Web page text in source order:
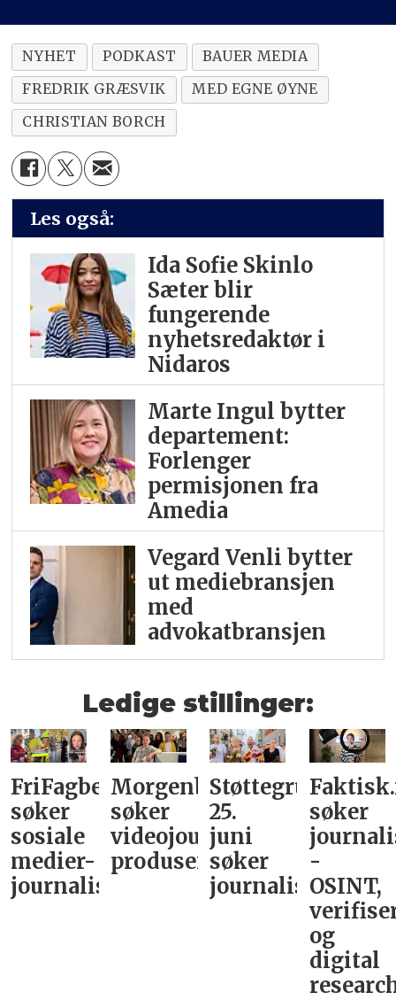
NYHET PODKAST
BAUER MEDIA
FREDRIK GRÆSVIK
MED EGNE ØYNE
CHRISTIAN BORCH
Les også:
Ida Sofie Skinlo
Sæter blir
fungerende
nyhetsredaktør i
Nidaros
Marte Ingul bytter
departement:
Forlenger
permisjonen fra
Amedia
Vegard Venli bytter
ut mediebransjen
med
advokatbransjen
Ledige stillinger:
FriFagbevegelse
søker
sosiale
medier-
journalist
Morgenbladet
søker
videojournalist/podkast-
produsent
Støttegruppa
25.
juni
søker
journalist
søker
-
OSINT,
og
digital